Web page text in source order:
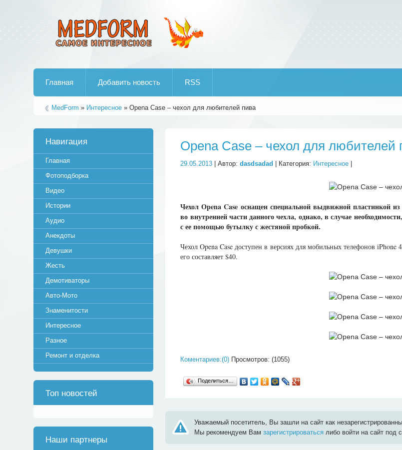
Главная Добавить новость RSS
MedForm » Интересное » Opena Case – чехол для любителей пива
Opena Case – чехол для любителей
29.05.2013 | Автор:dasdsadad | Категория: Интересное
Чехол Opena Case оснащен специальной выдвижной пластинкой
во внутренней части данного чехла, однако, в случае
с ее помощью бутылку с жестяной пробкой.
Чехол Opena Case доступен в версиях для мобильных телефонов
его составляет $40.
Коментариев:(0) Просмотров: (1055)
Поделиться…
Уважаемый посетитель, Вы зашли на сайт как
Мы рекомендуем Вамзарегистрироваться либо войти на сайт под
Навигация
Главная
Фотоподборка
Видео
Истории
Аудио
Анекдоты
Девушки
Жесть
Демотиваторы
Авто-Мото
Знаменитости
Интересное
Разное
Ремонт и отделка
Топ новостей
Наши партнеры